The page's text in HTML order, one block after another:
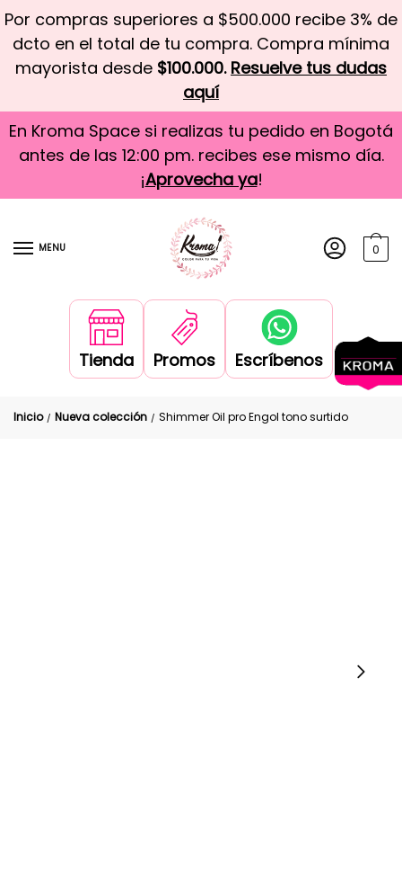
Por compras superiores a $500.000 recibe 3% de
dcto en el total de tu compra. Compra mínima
mayorista desde $100.000. Resuelve tus dudas
aquí
En Kroma Space si realizas tu pedido en Bogotá
antes de las 12:00 pm. recibes ese mismo día.
¡Aprovecha ya!
MENU 0
Tienda Promos Escríbenos
Inicio / Nueva colección / Shimmer Oil pro Engol tono surtido